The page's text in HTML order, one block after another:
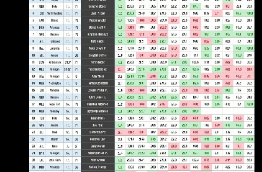
優：7呎機動性優秀的延伸型中鋒，可以提供更
多戰術選擇，球商出色，學習力好。 缺：身材單
薄進聯盟會需要一陣子掛肉，掛肉是否影響機動
性跟投籃是疑慮，以7呎長人 來說目前護框能力
普通。 Zuby Ejiofor 優：6呎9搭配厚實身材跟頂
級體能